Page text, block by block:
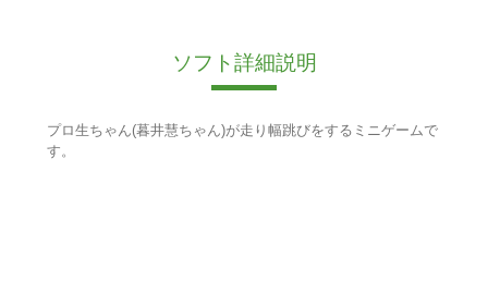
ソフト詳細説明
プロ生ちゃん(暮井慧ちゃん)が走り幅跳びをするミニゲームで
す。